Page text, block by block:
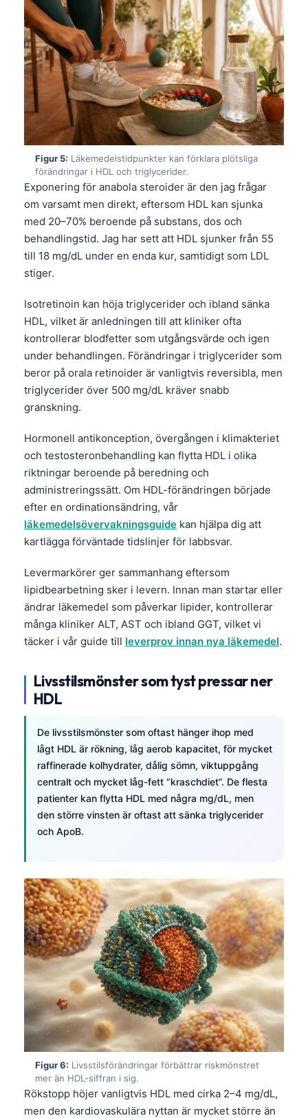
Figur 5: Läkemedelstidpunkter kan förklara plötsliga
förändringar i HDL och triglycerider.
Exponering för anabola steroider är den jag frågar
om varsamt men direkt, eftersom HDL kan sjunka
med 20–70% beroende på substans, dos och
behandlingstid. Jag har sett att HDL sjunker från 55
till 18 mg/dL under en enda kur, samtidigt som LDL
stiger.
Isotretinoin kan höja triglycerider och ibland sänka
HDL, vilket är anledningen till att kliniker ofta
kontrollerar blodfetter som utgångsvärde och igen
under behandlingen. Förändringar i triglycerider som
beror på orala retinoider är vanligtvis reversibla, men
triglycerider över 500 mg/dL kräver snabb
granskning.
Hormonell antikonception, övergången i klimakteriet
och testosteronbehandling kan flytta HDL i olika
riktningar beroende på beredning och
administreringssätt. Om HDL-förändringen började
efter en ordinationsändring, vår
läkemedelsövervakningsguide kan hjälpa dig att
kartlägga förväntade tidslinjer för labbsvar.
Levermarkörer ger sammanhang eftersom
lipidbearbetning sker i levern. Innan man startar eller
ändrar läkemedel som påverkar lipider, kontrollerar
många kliniker ALT, AST och ibland GGT, vilket vi
täcker i vår guide till leverprov innan nya läkemedel.
Livsstilsmönster som tyst pressar ner
HDL
De livsstilsmönster som oftast hänger ihop med
lågt HDL är rökning, låg aerob kapacitet, för mycket
raffinerade kolhydrater, dålig sömn, viktuppgång
centralt och mycket låg-fett “kraschdiet”. De flesta
patienter kan flytta HDL med några mg/dL, men
den större vinsten är oftast att sänka triglycerider
och ApoB.
Figur 6: Livsstilsförändringar förbättrar riskmönstret
mer än HDL-siffran i sig.
Rökstopp höjer vanligtvis HDL med cirka 2–4 mg/dL,
men den kardiovaskulära nyttan är mycket större än
پښتو
سنڌي
සිංහල
অসমীয়া
Galego
Latviešu valoda
Македонски јазик
Euskara
Gàidhlig
Occitan
العربية المغربية
Монгол
ພາສາລາວ
Basa Jawa
Cebuano
ئۇيغۇرچە
Беларуская мова
Frysk
Ślōnskŏ gŏdka
Norsk bokmål